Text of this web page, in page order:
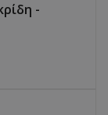
-